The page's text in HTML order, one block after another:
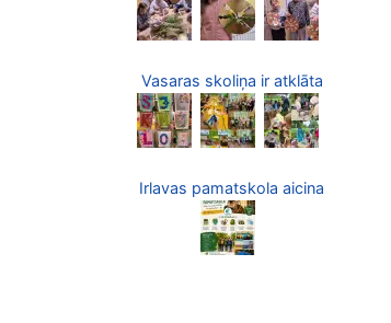
Vasaras skoliņa ir atklāta
Irlavas pamatskola aicina